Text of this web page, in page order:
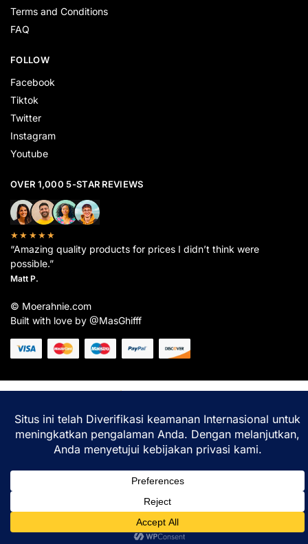
Terms and Conditions
FAQ
FOLLOW
Facebook
Tiktok
Twitter
Instagram
Youtube
OVER 1,000 5-STAR REVIEWS
★★★★★
“Amazing quality products for prices I didn’t think were
possible.”
Matt P.
© Moerahnie.com
Built with love by @MasGhifff
Lacak
Moerahnie.com
pengalaman belanja terbaik Anda.